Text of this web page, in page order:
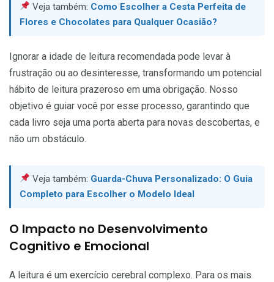
Veja também: Como Escolher a Cesta Perfeita de
Flores e Chocolates para Qualquer Ocasião?
Ignorar a idade de leitura recomendada pode levar à
frustração ou ao desinteresse, transformando um potencial
hábito de leitura prazeroso em uma obrigação. Nosso
objetivo é guiar você por esse processo, garantindo que
cada livro seja uma porta aberta para novas descobertas, e
não um obstáculo.
Veja também: Guarda-Chuva Personalizado: O Guia
Completo para Escolher o Modelo Ideal
O Impacto no Desenvolvimento
Cognitivo e Emocional
A leitura é um exercício cerebral complexo. Para os mais